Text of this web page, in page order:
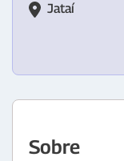
Jataí
Sobre